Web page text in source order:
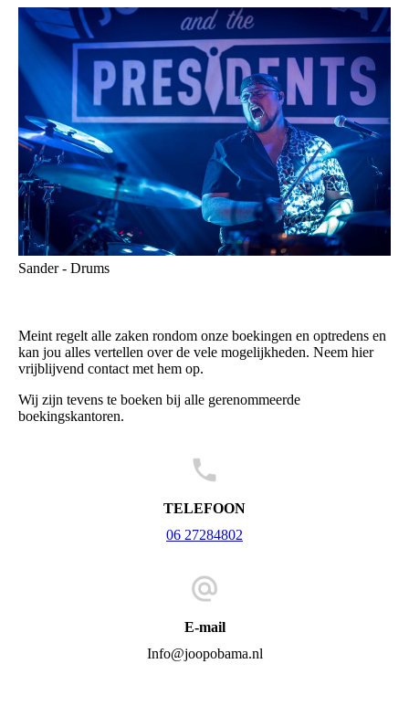
Sander - Drums
Meint regelt alle zaken rondom onze boekingen en optredens en
kan jou alles vertellen over de vele mogelijkheden. Neem hier
vrijblijvend contact met hem op.
Wij zijn tevens te boeken bij alle gerenommeerde
boekingskantoren.
TELEFOON
06 27284802
E-mail
Info@joopobama.nl